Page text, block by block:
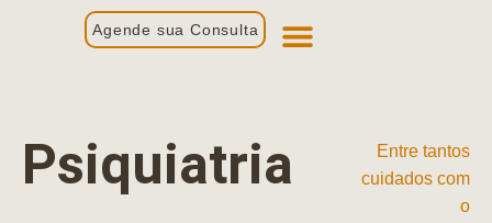
Agende sua Consulta
Psiquiatria
Entre tantos
cuidados com
o